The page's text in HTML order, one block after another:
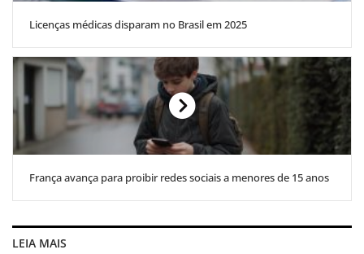
Licenças médicas disparam no Brasil em 2025
França avança para proibir redes sociais a menores de 15 anos
LEIA MAIS